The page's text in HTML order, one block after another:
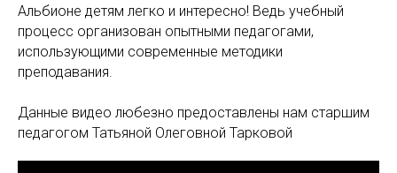
Альбионе детям легко и интересно! Ведь учебный
процесс организован опытными педагогами,
использующими современные методики
преподавания.
Данные видео любезно предоставлены нам старшим
педагогом Татьяной Олеговной Тарковой